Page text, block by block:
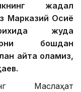
жадал
Марказий Осиё
жуда
бошдан
айта оламиз,
Маслаҳат